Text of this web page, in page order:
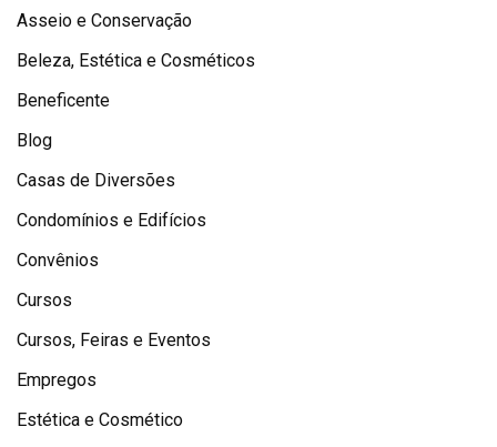
Asseio e Conservação
Beleza, Estética e Cosméticos
Beneficente
Blog
Casas de Diversões
Condomínios e Edifícios
Convênios
Cursos
Cursos, Feiras e Eventos
Empregos
Estética e Cosmético